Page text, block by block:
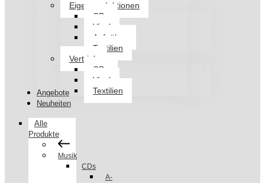
Eigenproduktionen
CDs
Vinyl
Aufnäher
Textilien
Vertrieb
CDs
Vinyl
Textilien
Angebote
Neuheiten
Alle
Produkte
Musik
CDs
A-